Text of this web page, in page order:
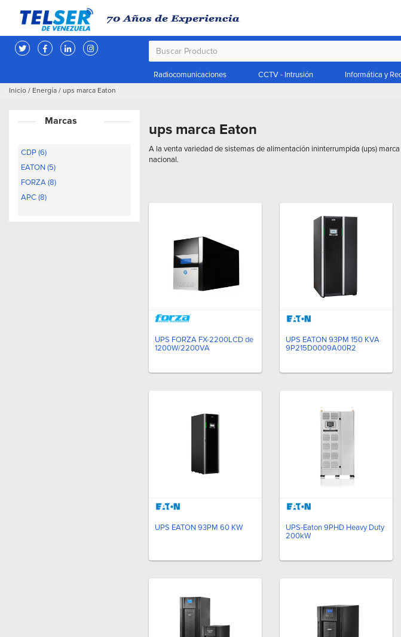
Radiocomunicaciones CCTV - Intrusión Informática y
Inicio / Energía / ups marca Eaton
Marcas
CDP (6)
EATON (5)
FORZA (8)
APC (8)
ups marca Eaton
A la venta variedad de sistemas de alimentación ininterrumpida (ups)
nacional.
UPS FORZA FX-2200LCD de
1200W/2200VA
UPS EATON 93PM 150 KVA
9P215D0009A00R2
UPS EATON 93PM 60 KW
UPS-Eaton 9PHD Heavy Duty
200kW